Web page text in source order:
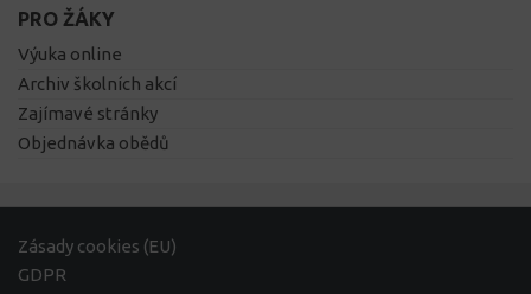
PRO ŽÁKY
Výuka online
Archiv školních akcí
Zajímavé stránky
Objednávka obědů
Zásady cookies (EU)
GDPR